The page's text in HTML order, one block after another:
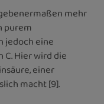
mehr
purem
jedoch eine
Hier wird die
einer
macht [9].